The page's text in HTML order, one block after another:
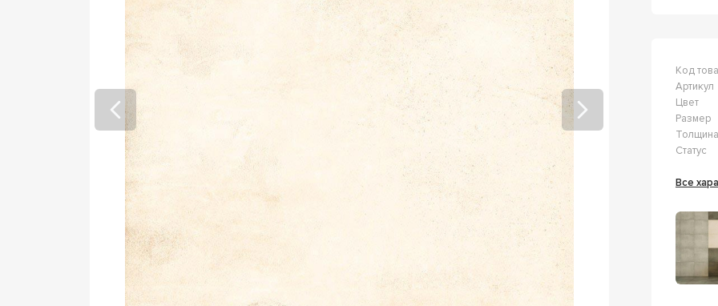
Код
Артикул
Цвет
Размер
Толщина
Статус
Все